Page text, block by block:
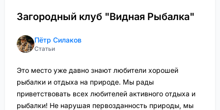
Загородный клуб "Видная Рыбалка"
Пётр Силаков
Статьи
Это место уже давно знают любители хорошей
рыбалки и отдыха на природе. Мы рады
приветствовать всех любителей активного отдыха и
рыбалки! Не нарушая первозданность природы, мы